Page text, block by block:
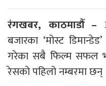
रंगखबर, काठमाडौँ –
बजारका ‘मोस्ट
गरेका सबै फिल्म सफल
रेसको पहिलो नम्बरमा छन्